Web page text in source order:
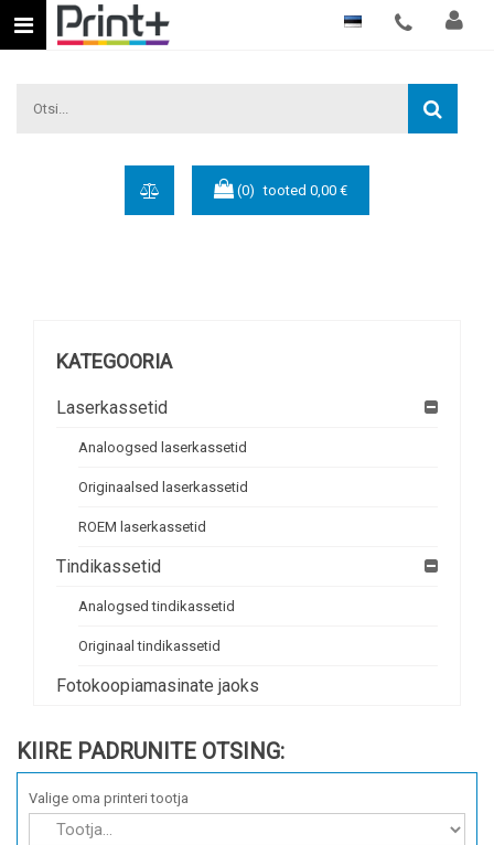
Eesti keel
(0) tooted 0,00 €
KATEGOORIA
Laserkassetid
Analoogsed laserkassetid
Originaalsed laserkassetid
ROEM laserkassetid
Tindikassetid
Analogsed tindikassetid
Originaal tindikassetid
Fotokoopiamasinate jaoks
KIIRE PADRUNITE OTSING:
Valige oma printeri tootja